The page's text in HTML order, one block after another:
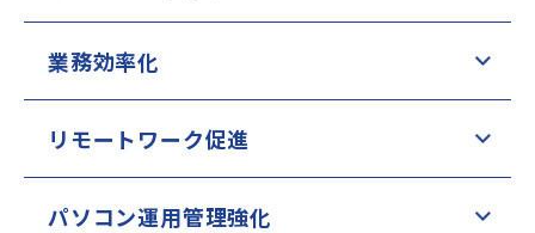
業務効率化
リモートワーク促進
パソコン運用管理強化